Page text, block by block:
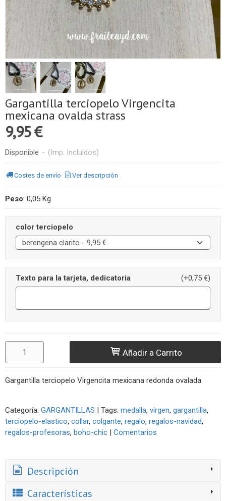
Gargantilla terciopelo Virgencita
mexicana ovalda strass
9,95 €
Disponible - (Imp. Incluidos)
Costes de envío Ver descripción
Peso: 0,05 Kg
color terciopelo
Texto para la tarjeta, dedicatoria (+0,75 €)
Añadir a Carrito
Gargantilla terciopelo Virgencita mexicana redonda ovalada
Categoría: GARGANTILLAS | Tags: medalla virgen gargantilla
terciopelo-elastico collar colgante regalo regalos-navidad
regalos-profesoras boho-chic | Comentarios
Descripción
Características